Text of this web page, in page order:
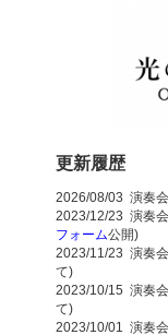
更新履歴
2026/08/03 演奏
2023/12/23 演奏
フォーム公開)
2023/11/23 演奏
て)
2023/10/15 演奏
て)
2023/10/01 演奏